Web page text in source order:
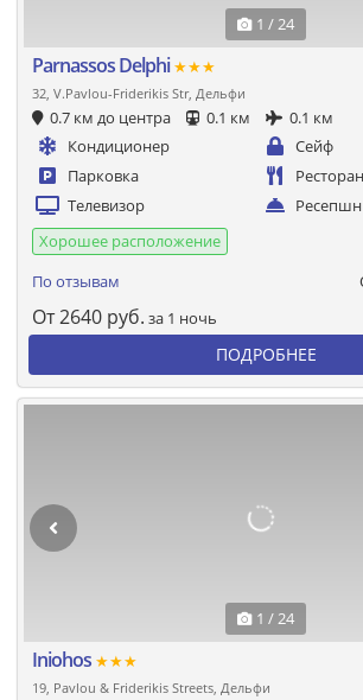
1 / 24
Parnassos Delphi★★★
32, V.Pavlou-Friderikis Str, Дельфи
0.7 км до центра 0.1 км
0.1 км
Кондиционер
Сейф
Парковка
Ресторан
Телевизор
Ресепшн
Хорошее расположение
По отзывам
От2640 руб. за 1 ночь
ПОДРОБНЕЕ
1 / 24
Iniohos ★★★
19, Pavlou & Friderikis Streets, Дельфи